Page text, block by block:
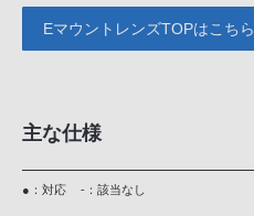
EマウントレンズTOPはこちら
主な仕様
●：対応 -：該当なし